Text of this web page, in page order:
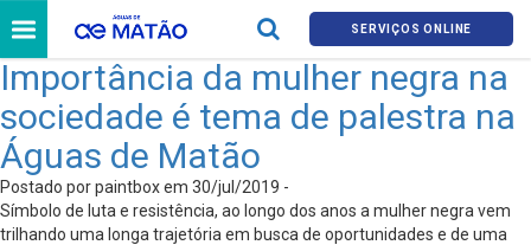
SERVIÇOS ONLINE
Importância da mulher negra na
sociedade é tema de palestra na
Águas de Matão
Postado por paintbox em 30/jul/2019 -
Símbolo de luta e resistência, ao longo dos anos a mulher negra vem
trilhando uma longa trajetória em busca de oportunidades e de uma